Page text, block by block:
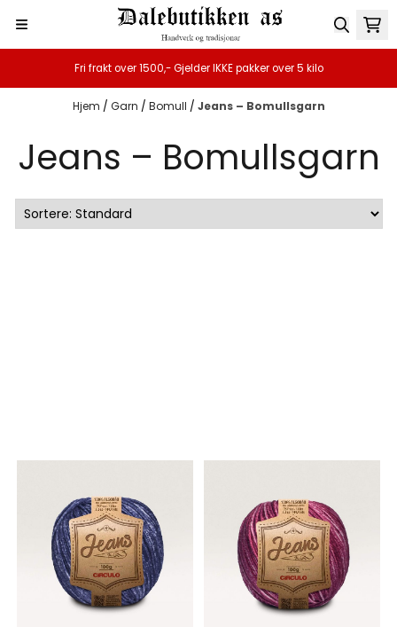
Hopp til innhold
Fri frakt over 1500,- Gjelder IKKE pakker over 5 kilo
Hjem / Garn / Bomull / Jeans – Bomullsgarn
Jeans – Bomullsgarn